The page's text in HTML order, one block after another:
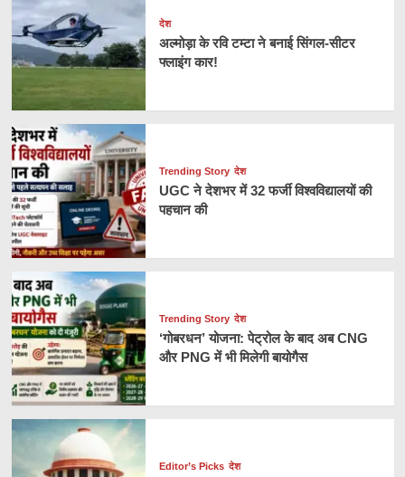
देश
अल्मोड़ा के रवि टम्टा ने बनाई सिंगल-सीटर
फ्लाइंग कार!
Trending Story देश
UGC ने देशभर में 32 फर्जी विश्वविद्यालयों की
पहचान की
Trending Story देश
‘गोबरधन’ योजना: पेट्रोल के बाद अब CNG
और PNG में भी मिलेगी बायोगैस
Editor’s Picks देश